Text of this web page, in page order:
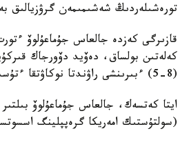
تورەشىلەردىڭ شەشىمىمەن گرۋزيالىق بەنو اداميانى
قازىرگى كەزدە جالعاس جۇماعۇلوۆ
كەلەتىن بولساق، دەۆيد دۆورجاك
(8-5) ءبىرىنشى راۋندتا نوكاۋتقا ءتۇسىردى.
(سولتۇستىك امەريكا گرەپپلينگ